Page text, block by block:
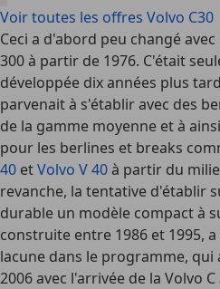
Voir toutes les offres Volvo C30
Ceci a d'abord peu changé
300 à partir de 1976. C'était
développée dix années plus
parvenait à s'établir avec des
de la gamme moyenne et à
pour les berlines et breaks
40 etVolvo V 40à partir du
revanche, la tentative d'établir
durable un modèle compact à
construite entre 1986 et 1995,
lacune dans le programme,
2006 avec l'arrivée de la Volvo